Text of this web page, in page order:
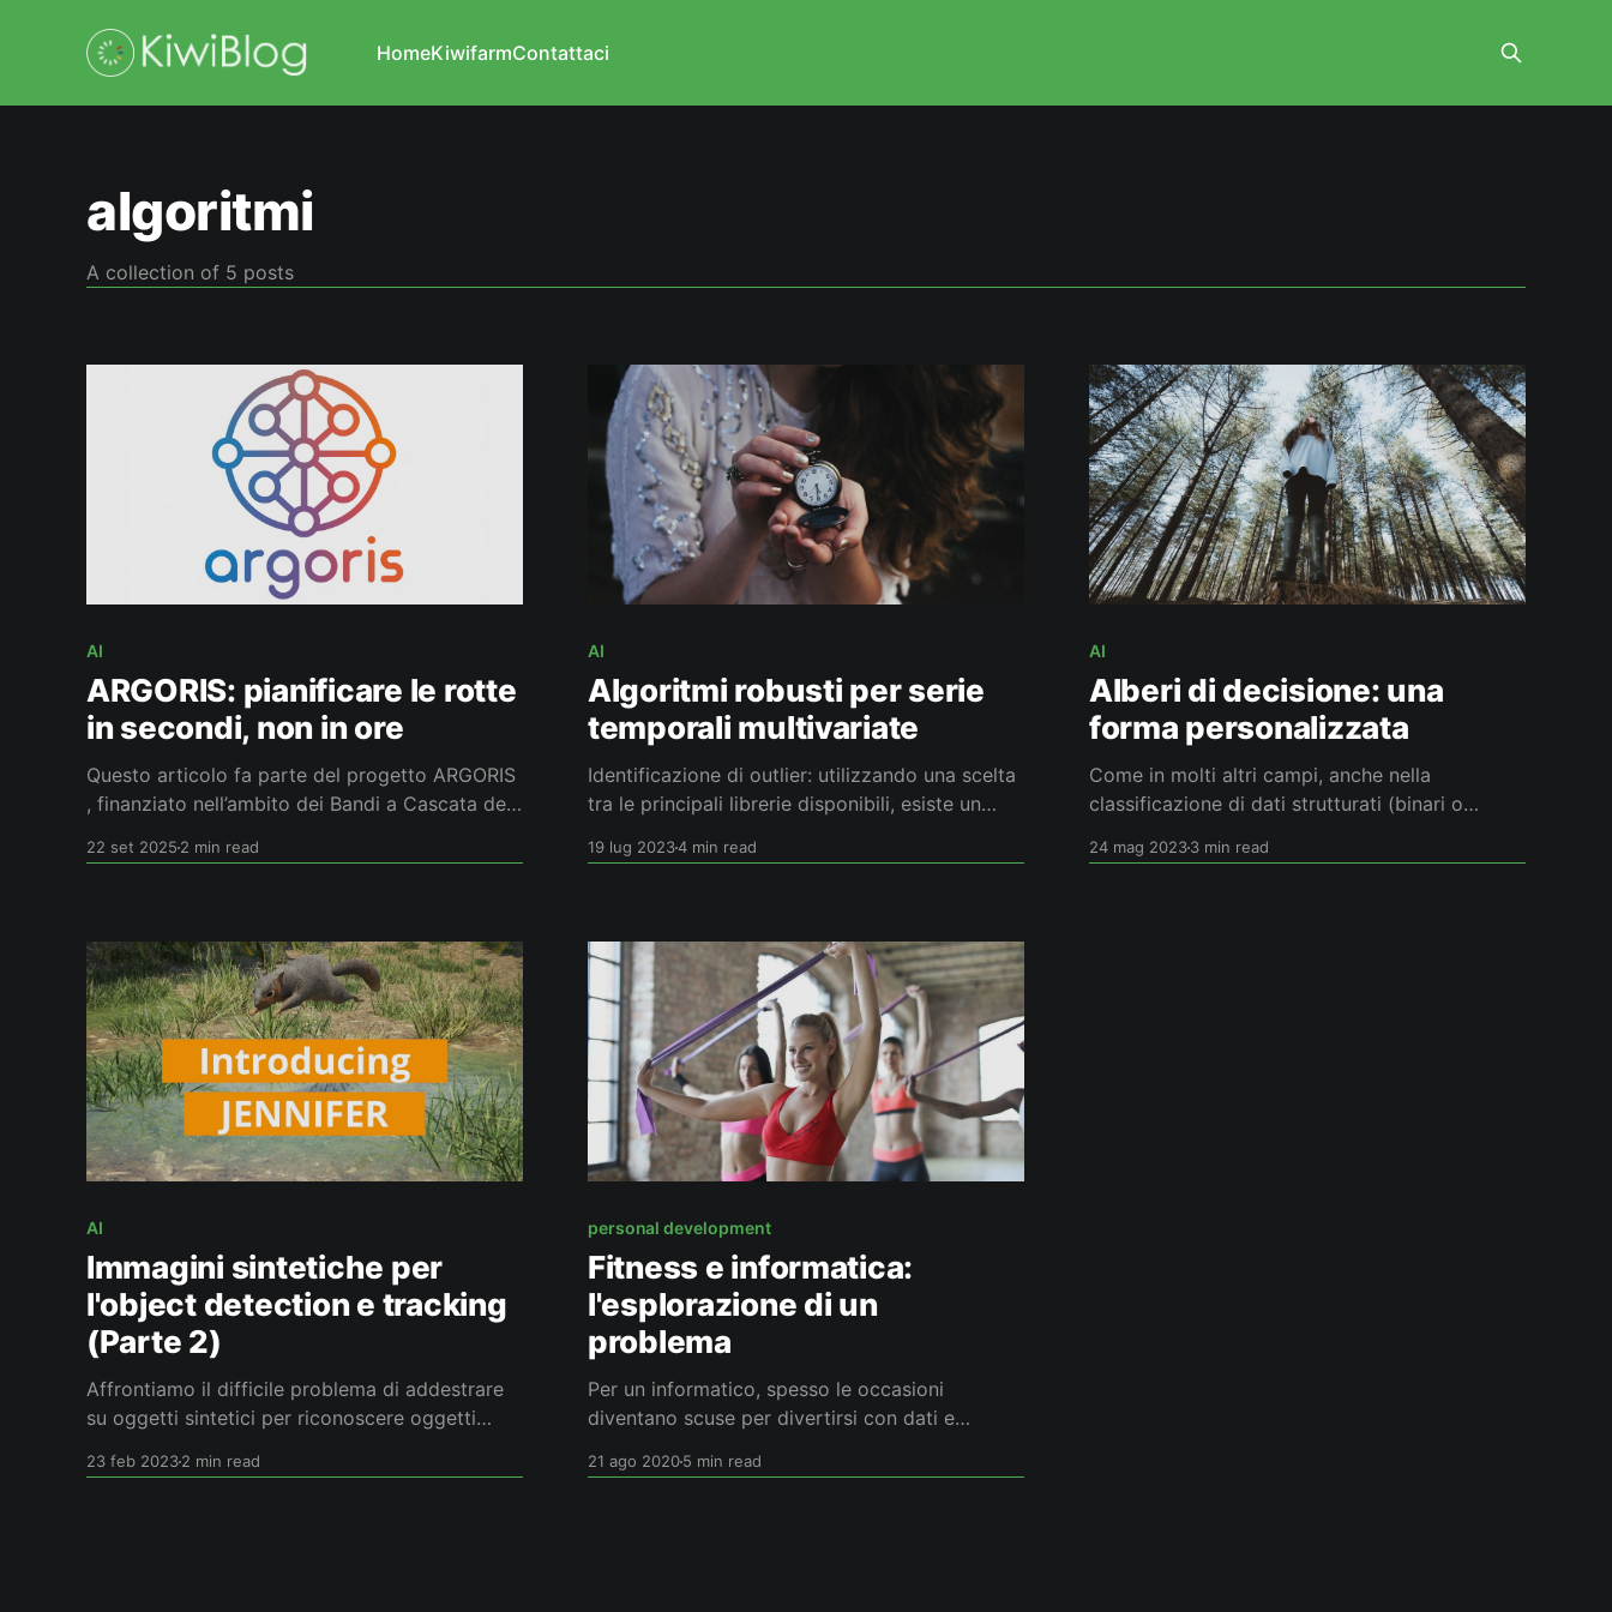
HomeKiwifarmContattaci
algoritmi
A collection of 5 posts
AI
ARGORIS: pianificare le rotte
in secondi, non in ore
Questo articolo fa parte del progetto ARGORIS
, finanziato nell’ambito dei Bandi a Cascata del
Research” (Codice PE00000013) - PNRR ‐
NextGenerationEU - a valere sui fondi CUP
E13C22001800001 - Spoke
22 set 2025 2 min read
AI
Algoritmi robusti per serie
temporali multivariate
Identificazione di outlier: utilizzando una scelta
tra le principali librerie disponibili, esiste un
di un certo numero di dataset (con training
19 lug 20234 min read
AI
Alberi di decisione: una
forma personalizzata
Come in molti altri campi, anche nella
classificazione di dati strutturati (binari o
permettono di ottenere delle prestazioni molto
24 mag 20233 min read
AI
Immagini sintetiche per
l'object detection e tracking
(Parte 2)
Affrontiamo il difficile problema di addestrare
su oggetti sintetici per riconoscere oggetti
interessante per quei problemi nei quali gli
23 feb 20232 min read
personal development
Fitness e informatica:
l'esplorazione di un
problema
Per un informatico, spesso le occasioni
diventano scuse per divertirsi con dati e
articolo descriverò due nuovi tipi di diagrammi,
21 ago 20205 min read